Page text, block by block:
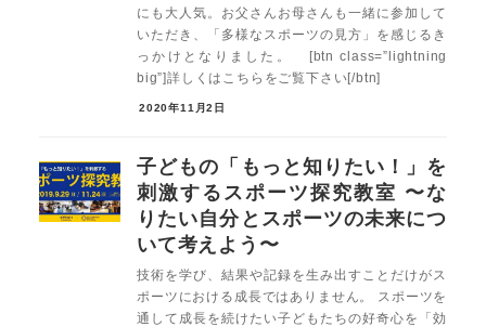
にも大人気。お父さんお母さんも一緒に参加して
いただき、「多様なスポーツの見方」を感じるき
っかけとなりました。 [btn class=”lightning
big”]詳しくはこちらをご覧下さい[/btn]
2020年11月2日
子どもの「もっと知りたい！」を
刺激するスポーツ探究教室 〜な
りたい自分とスポーツの未来につ
いて考えよう〜
技術を学び、結果や記録を生み出すことだけがス
ポーツにおける成長ではありません。 スポーツを
通して成長を続けたい子どもたちの好奇心を「効